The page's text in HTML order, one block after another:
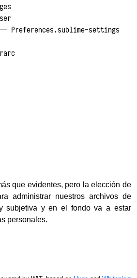
Preferences.sublime-settings
que evidentes, pero la elección de
administrar nuestros archivos de
subjetiva y en el fondo va a estar
personales.